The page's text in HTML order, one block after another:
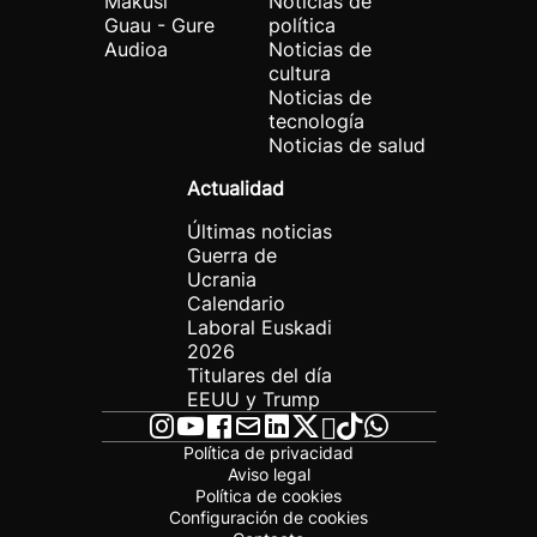
Guau - Gure
Audioa
política
Noticias de
cultura
Noticias de
tecnología
Noticias de salud
Actualidad
Últimas noticias
Guerra de
Ucrania
Calendario
Laboral Euskadi
2026
Titulares del día
EEUU y Trump
Política de privacidad
Aviso legal
Política de cookies
Configuración de cookies